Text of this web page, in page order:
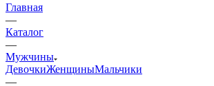
Главная
—
Каталог
—
Мужчины
ДевочкиЖенщиныМальчики
—